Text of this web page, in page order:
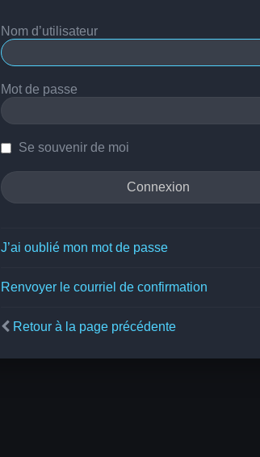
Nom d’utilisateur
Mot de passe
Se souvenir de moi
J’ai oublié mon mot de passe
Renvoyer le courriel de confirmation
Retour à la page précédente